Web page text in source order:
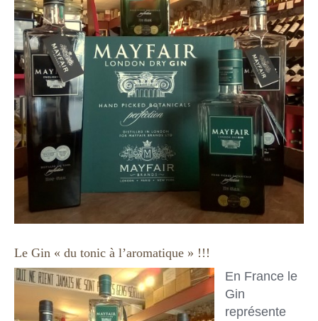
Le Gin « du tonic à l’aromatique » !!!
En France le
Gin
représente